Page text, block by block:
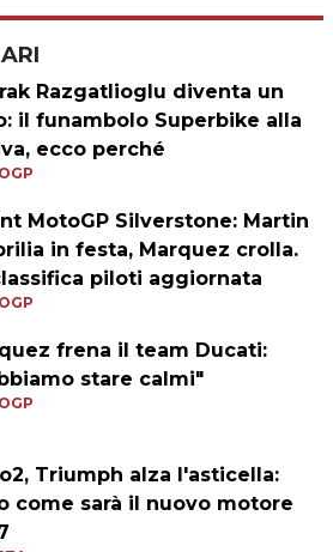
Razgatlioglu diventa un
il funambolo Superbike alla
ecco perché
MotoGP Silverstone: Martin
in festa, Marquez crolla.
piloti aggiornata
frena il team Ducati:
stare calmi"
Triumph alza l'asticella:
come sarà il nuovo motore